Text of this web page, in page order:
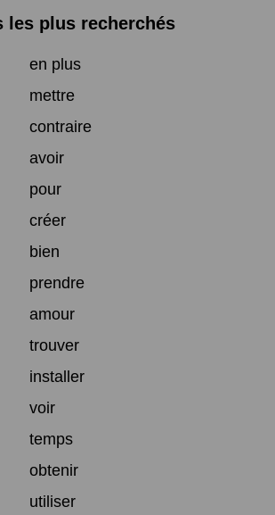
les plus recherchés
en plus
mettre
contraire
avoir
pour
créer
bien
prendre
amour
trouver
installer
voir
temps
obtenir
utiliser